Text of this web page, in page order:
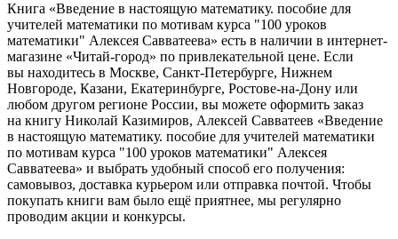
Книга «Введение в настоящую математику. пособие для
учителей математики по мотивам курса "100 уроков
математики" Алексея Савватеева» есть в наличии в интернет-
магазине «Читай-город» по привлекательной цене. Если
вы находитесь в Москве, Санкт-Петербурге, Нижнем
Новгороде, Казани, Екатеринбурге, Ростове-на-Дону или
любом другом регионе России, вы можете оформить заказ
на книгу Николай Казимиров, Алексей Савватеев «Введение
в настоящую математику. пособие для учителей математики
по мотивам курса "100 уроков математики" Алексея
Савватеева» и выбрать удобный способ его получения:
самовывоз, доставка курьером или отправка почтой. Чтобы
покупать книги вам было ещё приятнее, мы регулярно
проводим акции и конкурсы.